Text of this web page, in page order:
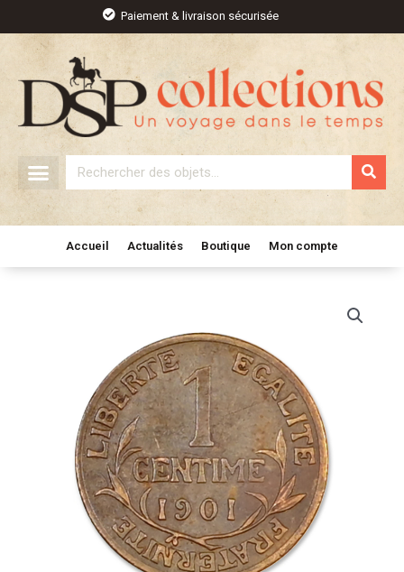
contenu
Paiement & livraison sécurisée
Rechercher
Accueil Actualités Boutique Mon compte